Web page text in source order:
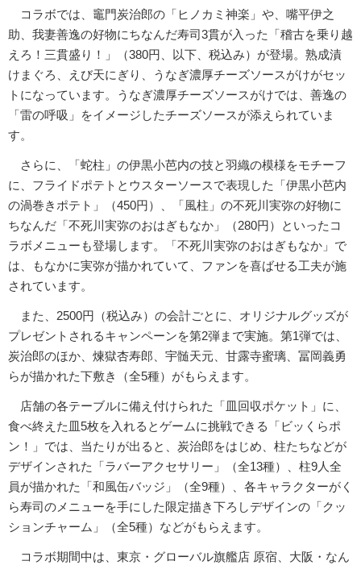
コラボでは、竈門炭治郎の「ヒノカミ神楽」や、嘴平伊之
助、我妻善逸の好物にちなんだ寿司3貫が入った「稽古を乗り越
えろ！三貫盛り！」（380円、以下、税込み）が登場。熟成漬
けまぐろ、えび天にぎり、うなぎ濃厚チーズソースがけがセッ
トになっています。うなぎ濃厚チーズソースがけでは、善逸の
「雷の呼吸」をイメージしたチーズソースが添えられていま
す。
さらに、「蛇柱」の伊黒小芭内の技と羽織の模様をモチーフ
に、フライドポテトとウスターソースで表現した「伊黒小芭内
の渦巻きポテト」（450円）、「風柱」の不死川実弥の好物に
ちなんだ「不死川実弥のおはぎもなか」（280円）といったコ
ラボメニューも登場します。「不死川実弥のおはぎもなか」で
は、もなかに実弥が描かれていて、ファンを喜ばせる工夫が施
されています。
また、2500円（税込み）の会計ごとに、オリジナルグッズが
プレゼントされるキャンペーンを第2弾まで実施。第1弾では、
炭治郎のほか、煉獄杏寿郎、宇髄天元、甘露寺蜜璃、冨岡義勇
らが描かれた下敷き（全5種）がもらえます。
店舗の各テーブルに備え付けられた「皿回収ポケット」に、
食べ終えた皿5枚を入れるとゲームに挑戦できる「ビッくらポ
ン！」では、当たりが出ると、炭治郎をはじめ、柱たちなどが
デザインされた「ラバーアクセサリー」（全13種）、柱9人全
員が描かれた「和風缶バッジ」（全9種）、各キャラクターがく
ら寿司のメニューを手にした限定描き下ろしデザインの「クッ
ションチャーム」（全5種）などがもらえます。
コラボ期間中は、東京・グローバル旗艦店 原宿、大阪・なん